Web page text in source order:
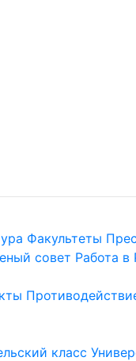
Факультеты
совет Работа в
класс